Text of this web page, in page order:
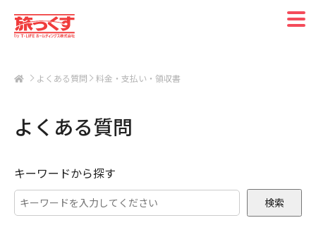
よくある質問 料金・支払い・領収書
よくある質問
キーワードから探す
検索